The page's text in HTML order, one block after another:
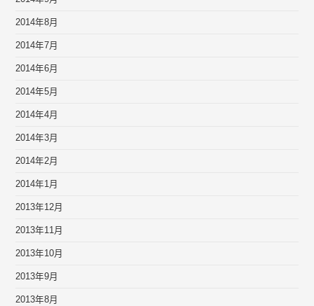
2014年8月
2014年7月
2014年6月
2014年5月
2014年4月
2014年3月
2014年2月
2014年1月
2013年12月
2013年11月
2013年10月
2013年9月
2013年8月